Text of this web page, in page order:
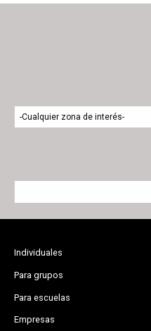
Individuales
Para grupos
Para escuelas
Empresas